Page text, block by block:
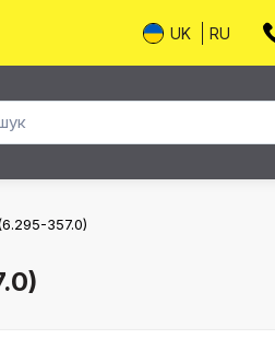
UK RU
357.0)